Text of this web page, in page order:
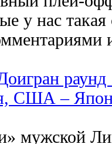
у нас такая
США –
мужской